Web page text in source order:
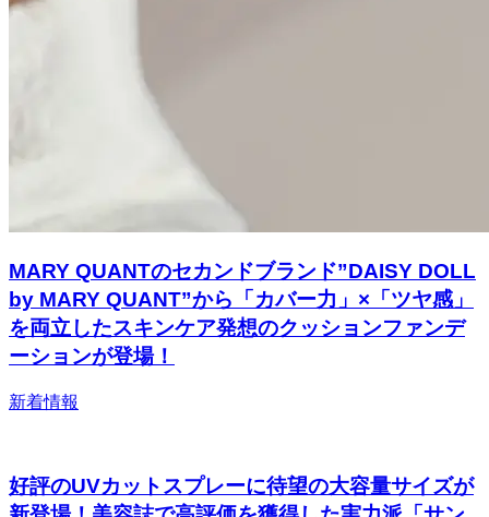
MARY QUANTのセカンドブランド”DAISY DOLL
by MARY QUANT”から「カバー力」×「ツヤ感」
を両立したスキンケア発想のクッションファンデ
ーションが登場！
新着情報
好評のUVカットスプレーに待望の大容量サイズが